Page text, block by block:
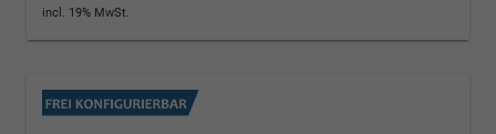
incl. 19% MwSt.